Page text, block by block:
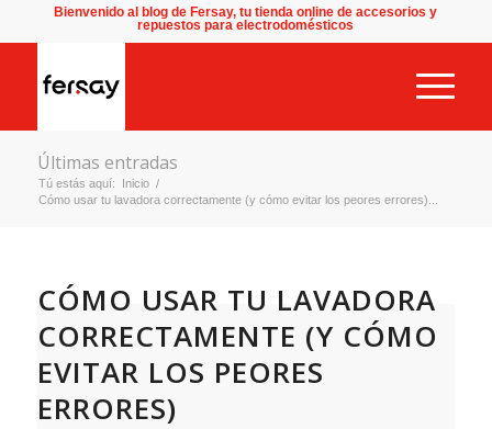
Bienvenido al blog de Fersay, tu tienda online de accesorios y
repuestos para electrodomésticos
Últimas entradas
Tú estás aquí: Inicio /
Cómo usar tu lavadora correctamente (y cómo evitar los peores errores)...
CÓMO USAR TU LAVADORA
CORRECTAMENTE (Y CÓMO
EVITAR LOS PEORES
ERRORES)